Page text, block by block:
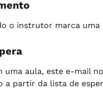
o instrutor marca uma
uma aula, este e-mail
a partir da lista de